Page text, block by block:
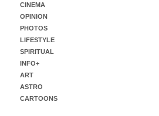
CINEMA
OPINION
PHOTOS
LIFESTYLE
SPIRITUAL
INFO+
ART
ASTRO
CARTOONS